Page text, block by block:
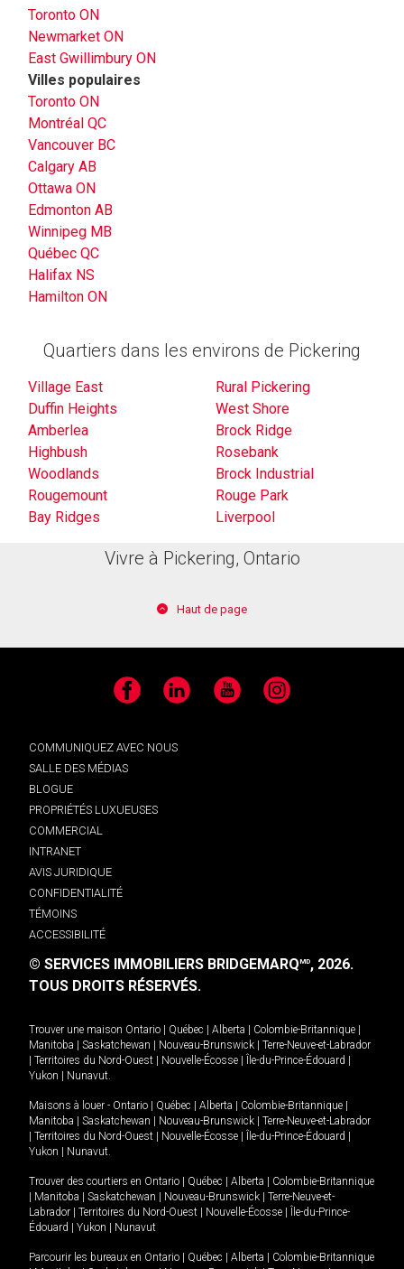
Toronto ON
Newmarket ON
East Gwillimbury ON
Villes populaires
Toronto ON
Montréal QC
Vancouver BC
Calgary AB
Ottawa ON
Edmonton AB
Winnipeg MB
Québec QC
Halifax NS
Hamilton ON
Quartiers dans les environs de Pickering
Village East
Rural Pickering
Duffin Heights
West Shore
Amberlea
Brock Ridge
Highbush
Rosebank
Woodlands
Brock Industrial
Rougemount
Rouge Park
Bay Ridges
Liverpool
Vivre à Pickering, Ontario
Haut de page
Facebook LinkedIn YouTube Instagram
COMMUNIQUEZ AVEC NOUS
SALLE DES MÉDIAS
BLOGUE
PROPRIÉTÉS LUXUEUSES
COMMERCIAL
INTRANET
AVIS JURIDIQUE
CONFIDENTIALITÉ
TÉMOINS
ACCESSIBILITÉ
© SERVICES IMMOBILIERS BRIDGEMARQMD, 2026.
TOUS DROITS RÉSERVÉS.
Trouver une maison Ontario Québec Alberta Colombie-Britannique
Manitoba
Saskatchewan Nouveau-Brunswick
Terre-Neuve-et-Labrador
Territoires du Nord-Ouest Nouvelle-Écosse Île-du-Prince-Édouard
Yukon
Nunavut.
Maisons à louer - Ontario Québec Alberta Colombie-Britannique
Manitoba
Saskatchewan Nouveau-Brunswick
Terre-Neuve-et-Labrador
Territoires du Nord-Ouest Nouvelle-Écosse Île-du-Prince-Édouard
Yukon
Nunavut.
Trouver des courtiers en Ontario Québec Alberta
Colombie-Britannique
Manitoba Saskatchewan Nouveau-Brunswick
Terre-Neuve-et-
Labrador
Territoires du Nord-Ouest Nouvelle-Écosse
Île-du-Prince-
Édouard
Yukon Nunavut
Parcourir les bureaux en Ontario Québec Alberta
Colombie-Britannique